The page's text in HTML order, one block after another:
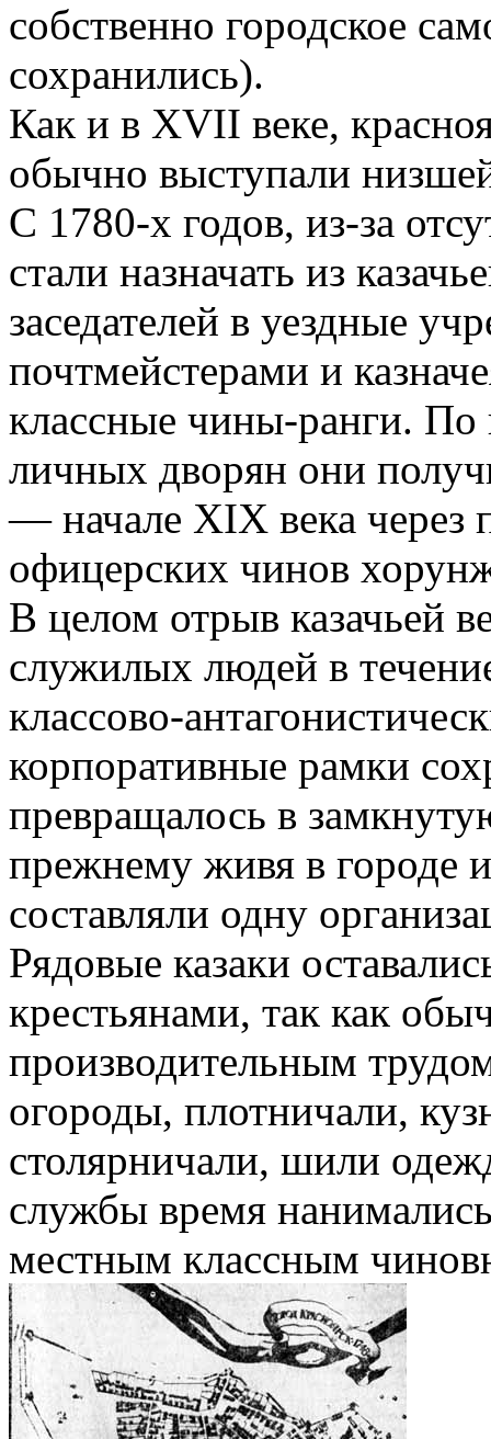
собственно городское
сохранились).
Как и в XVII веке,
обычно выступали
С 1780-х годов, из-за
стали назначать из
заседателей в уездные
почтмейстерами и
классные чины-ранги. По
личных дворян они
— начале XIX века через
офицерских чинов
В целом отрыв казачьей
служилых людей в
классово-
корпоративные рамки
превращалось в
прежнему живя в городе и
составляли одну
Рядовые казаки
крестьянами, так как
производительным
огороды, плотничали,
столярничали, шили
службы время
местным классным